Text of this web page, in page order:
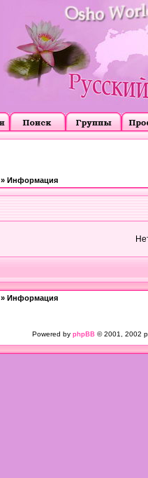
» Информация
» Информация
Powered by phpBB © 2001, 2002